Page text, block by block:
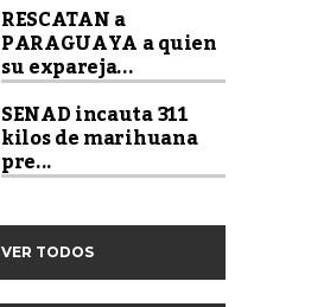
RESCATAN a
PARAGUAYA a quien
su expareja...
SENAD incauta 311
kilos de marihuana
pre...
VER TODOS